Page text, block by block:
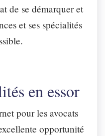
de se démarquer et
et ses spécialités
en essor
pour les avocats
opportunité